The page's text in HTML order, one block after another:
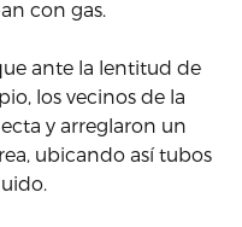
con gas.
ante la lentitud de
los vecinos de la
y arreglaron un
ubicando así tubos